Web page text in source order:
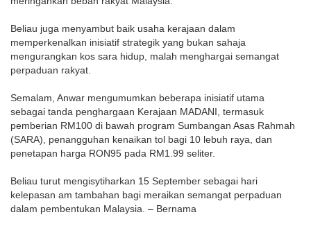
Beliau juga menyambut baik usaha kerajaan dalam
memperkenalkan inisiatif strategik yang bukan sahaja
mengurangkan kos sara hidup, malah menghargai semangat
perpaduan rakyat.
Semalam, Anwar mengumumkan beberapa inisiatif utama
sebagai tanda penghargaan Kerajaan MADANI, termasuk
pemberian RM100 di bawah program Sumbangan Asas Rahmah
(SARA), penangguhan kenaikan tol bagi 10 lebuh raya, dan
penetapan harga RON95 pada RM1.99 seliter.
Beliau turut mengisytiharkan 15 September sebagai hari
kelepasan am tambahan bagi meraikan semangat perpaduan
dalam pembentukan Malaysia. – Bernama